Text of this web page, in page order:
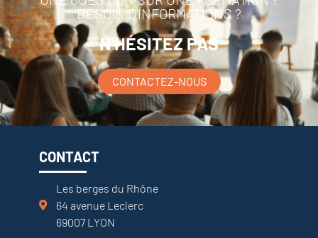
BESOIN D'INFORMATIONS ?
N'HÉSITEZ PAS
CONTACTEZ-NOUS
CONTACT
Les berges du Rhône
64 avenue Leclerc
69007 LYON